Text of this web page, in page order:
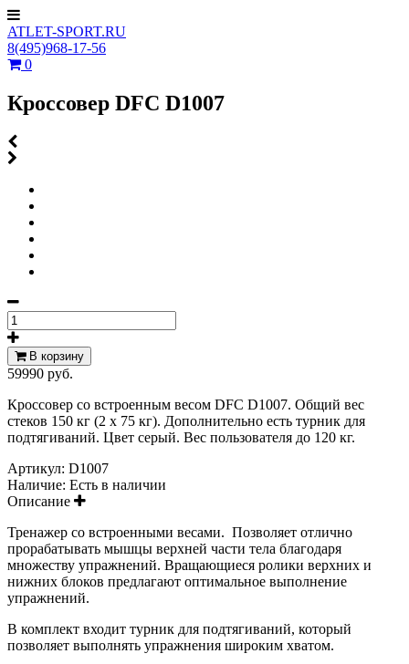
ATLET-SPORT.RU
8(495)968-17-56
0
Кроссовер DFC D1007
В корзину
59990 руб.
Кроссовер со встроенным весом DFC D1007. Общий вес
стеков 150 кг (2 х 75 кг). Дополнительно есть турник для
подтягиваний. Цвет серый. Вес пользователя до 120 кг.
Артикул: D1007
Наличие: Есть в наличии
Описание
Тренажер со встроенными весами. Позволяет отлично
прорабатывать мышцы верхней части тела благодаря
множеству упражнений. Вращающиеся ролики верхних и
нижних блоков предлагают оптимальное выполнение
упражнений.
В комплект входит турник для подтягиваний, который
позволяет выполнять упражнения широким хватом.